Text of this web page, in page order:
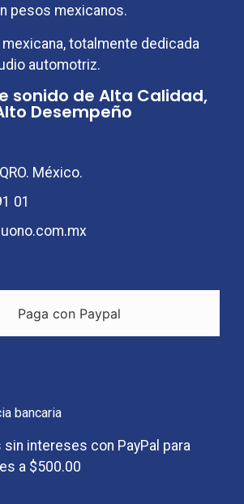
pesos mexicanos.
mexicana, totalmente dedicada
automotriz.
sonido de Alta Calidad,
Desempeño
sonido para tu coche
México.
01
bancaria
intereses con PayPal para
a $500.00